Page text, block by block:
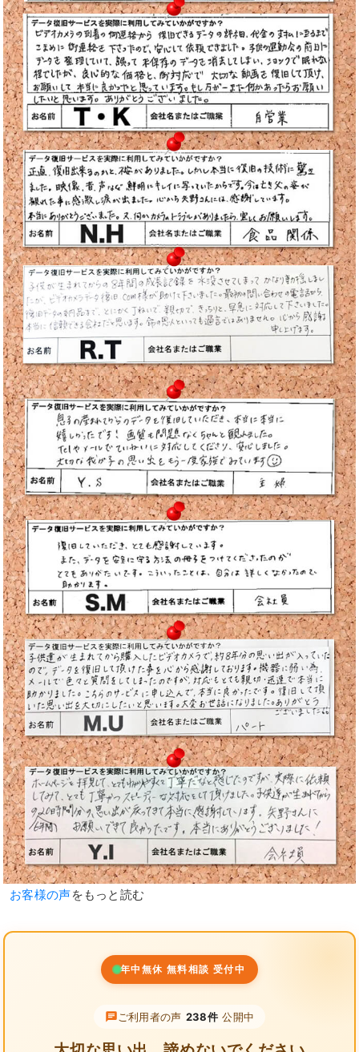
お客様の声をもっと読む
年中無休 無料相談 受付中
ご利用者の声 238件 公開中